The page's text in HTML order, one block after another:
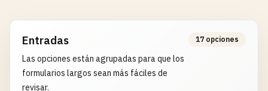
Entradas
Las opciones están agrupadas para que los
formularios largos sean más fáciles de
revisar.
17 opciones